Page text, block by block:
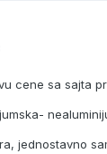
cene sa sajta
jednostavno